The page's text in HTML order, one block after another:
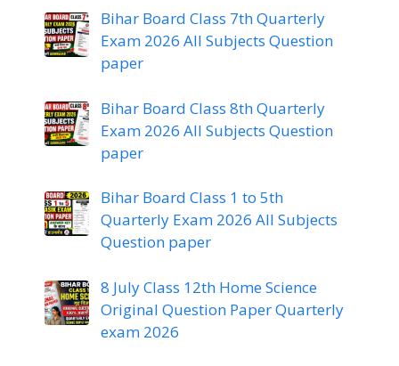
Bihar Board Class 7th Quarterly
Exam 2026 All Subjects Question
paper
Bihar Board Class 8th Quarterly
Exam 2026 All Subjects Question
paper
Bihar Board Class 1 to 5th
Quarterly Exam 2026 All Subjects
Question paper
8 July Class 12th Home Science
Original Question Paper Quarterly
exam 2026